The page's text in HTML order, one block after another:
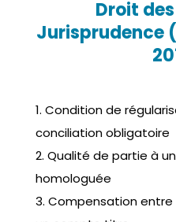
Droit
Jurisprudence
1. Condition de
conciliation obligatoire
2. Qualité de partie à
homologuée
3. Compensation